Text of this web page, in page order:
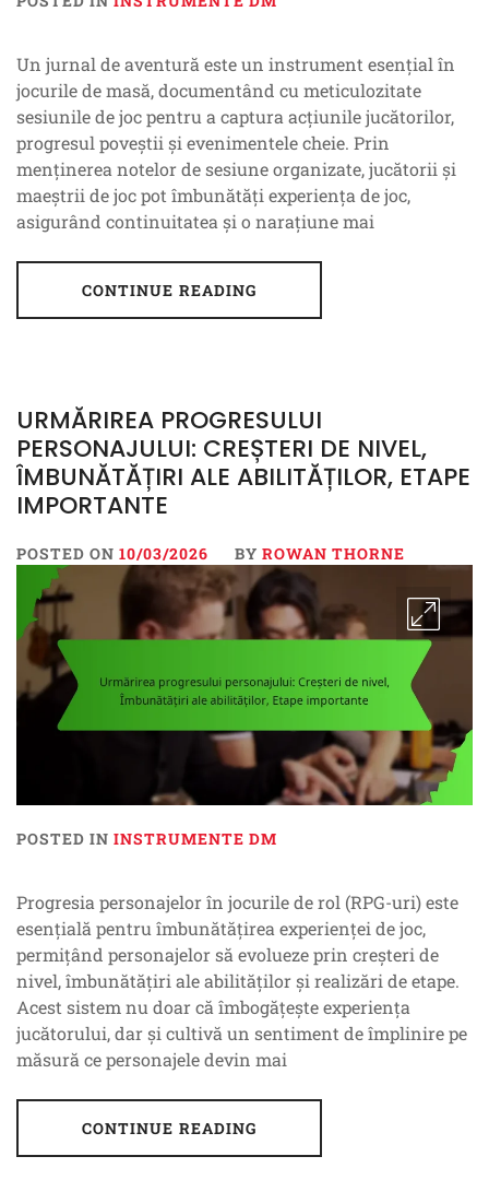
Un jurnal de aventură este un instrument esențial în
jocurile de masă, documentând cu meticulozitate
sesiunile de joc pentru a captura acțiunile jucătorilor,
progresul poveștii și evenimentele cheie. Prin
menținerea notelor de sesiune organizate, jucătorii și
maeștrii de joc pot îmbunătăți experiența de joc,
asigurând continuitatea și o narațiune mai
CONTINUE READING
URMĂRIREA PROGRESULUI
PERSONAJULUI: CREȘTERI DE NIVEL,
ÎMBUNĂTĂȚIRI ALE ABILITĂȚILOR, ETAPE
IMPORTANTE
POSTED ON 10/03/2026 BY ROWAN THORNE
POSTED IN INSTRUMENTE DM
Progresia personajelor în jocurile de rol (RPG-uri) este
esențială pentru îmbunătățirea experienței de joc,
permițând personajelor să evolueze prin creșteri de
nivel, îmbunătățiri ale abilităților și realizări de etape.
Acest sistem nu doar că îmbogățește experiența
jucătorului, dar și cultivă un sentiment de împlinire pe
măsură ce personajele devin mai
CONTINUE READING